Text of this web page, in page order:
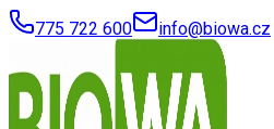
775 722 600 info@biowa.cz